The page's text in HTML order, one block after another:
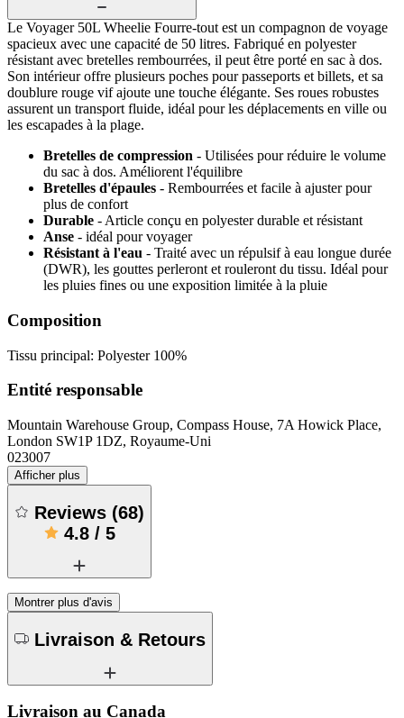
Le Voyager 50L Wheelie Fourre-tout est un compagnon de voyage
spacieux avec une capacité de 50 litres. Fabriqué en polyester
résistant avec bretelles rembourrées, il peut être porté en sac à dos.
Son intérieur offre plusieurs poches pour passeports et billets, et sa
doublure rouge vif ajoute une touche élégante. Ses roues robustes
assurent un transport fluide, idéal pour les déplacements en ville ou
les escapades à la plage.
Bretelles de compression - Utilisées pour réduire le volume
du sac à dos. Améliorent l'équilibre
Bretelles d'épaules - Rembourrées et facile à ajuster pour
plus de confort
Durable - Article conçu en polyester durable et résistant
Anse - idéal pour voyager
Résistant à l'eau - Traité avec un répulsif à eau longue durée
(DWR), les gouttes perleront et rouleront du tissu. Idéal pour
les pluies fines ou une exposition limitée à la pluie
Composition
Tissu principal: Polyester 100%
Entité responsable
Mountain Warehouse Group, Compass House, 7A Howick Place,
London SW1P 1DZ, Royaume-Uni
023007
Afficher plus
Reviews (68)
4.8/ 5
Montrer plus d'avis
Livraison & Retours
Livraison au Canada